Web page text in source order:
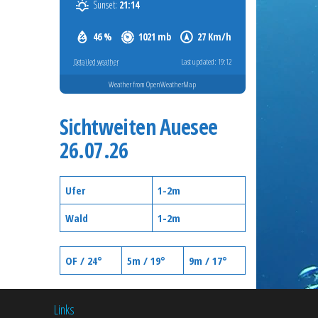
46 % 1021 mb 27 Km/h
Sunset: 21:14
Detailed weather Last updated: 19:12
Weather from OpenWeatherMap
Sichtweiten Auesee
26.07.26
Ufer
1-2m
Wald
1-2m
OF / 24° 5m / 19° 9m / 17°
Links